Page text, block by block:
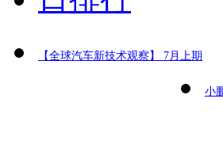
【全球汽车新技术观察】 7月上期
小